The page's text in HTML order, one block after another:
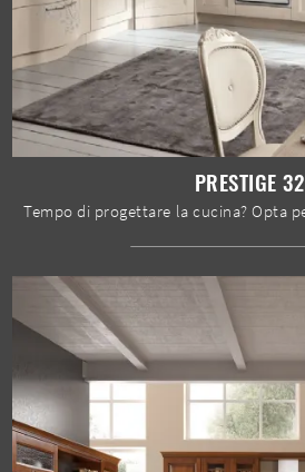
PRESTIGE 32